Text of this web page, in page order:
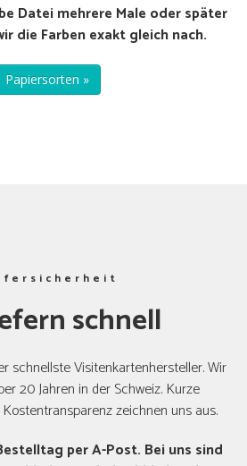
Datei mehrere Male oder später
die Farben exakt gleich nach.
Papiersorten »
schnell
schnellste Visitenkartenhersteller. Wir
20 Jahren in der Schweiz. Kurze
zeichnen uns aus.
per A-Post. Bei uns sind